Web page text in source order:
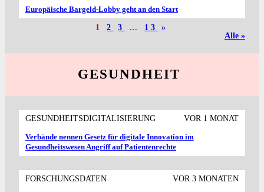
Europäische Bargeld-Lobby geht an den Start
1 2 3 … 13
»
Alle »
GESUNDHEIT
GESUNDHEITSDIGITALISIERUNG VOR 1 MONAT
Verbände nennen Gesetz für digitale Innovation im
Gesundheitswesen Angriff auf Patientenrechte
FORSCHUNGSDATEN VOR 3 MONATEN